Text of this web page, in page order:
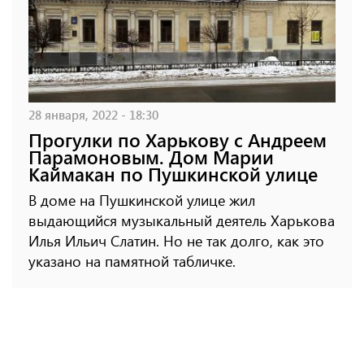
28 января, 2022 - 18:30
Прогулки по Харькову с Андреем
Парамоновым. Дом Марии
Каймакан по Пушкинской улице
В доме на Пушкинской улице жил
выдающийся музыкальный деятель Харькова
Илья Ильич Слатин. Но не так долго, как это
указано на памятной табличке.